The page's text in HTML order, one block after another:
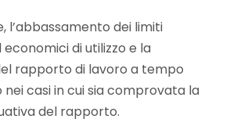
l’abbassamento dei limiti
di utilizzo e la
rapporto di lavoro a tempo
casi in cui sia comprovata la
del rapporto.